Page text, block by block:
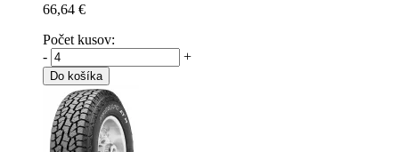
66,64 €
Počet kusov:
-
+
Do košíka